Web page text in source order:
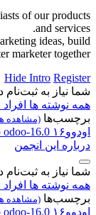
of our products
and services.
ideas, build
marketer together.
Hide Intro Register
شما نیاز به ثبت‌نام
همه نوشته ها افراد
برچسب‌ها (مشاهده
اودوو۱۶ odoo-16.0
درباره این انجمن
شما نیاز به ثبت‌نام
همه نوشته ها افراد
برچسب‌ها (مشاهده
اودوو۱۶ odoo-16.0